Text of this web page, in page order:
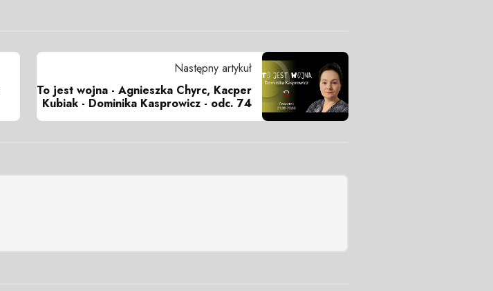
Następny artykuł
To jest wojna - Agnieszka Chyrc, Kacper
Kubiak - Dominika Kasprowicz - odc. 74